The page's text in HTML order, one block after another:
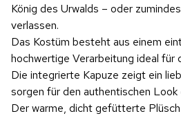
König des Urwalds – oder
verlassen.
Das Kostüm besteht aus einem
hochwertige Verarbeitung ideal für
Die integrierte Kapuze zeigt ein
sorgen für den authentischen
Der warme, dicht gefütterte